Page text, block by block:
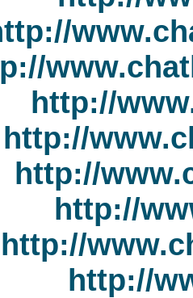
http://
http://
http://
http://
http://
http://